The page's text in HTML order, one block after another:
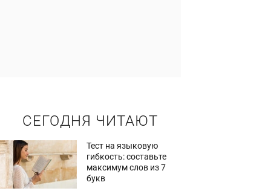
СЕГОДНЯ ЧИТАЮТ
Тест на языковую
гибкость: составьте
максимум слов из 7
букв